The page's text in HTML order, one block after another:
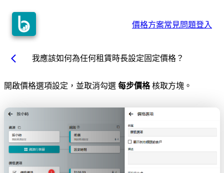
價格方案常見問題登入
arrow_back_ios 我應該如何為任何租賃時長設定固定價格？
開啟價格選項設定，並取消勾選 每步價格核取方塊。